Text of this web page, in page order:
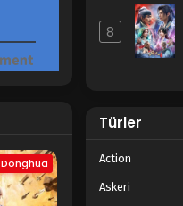
Donghua
8
Türler
Action
Askeri